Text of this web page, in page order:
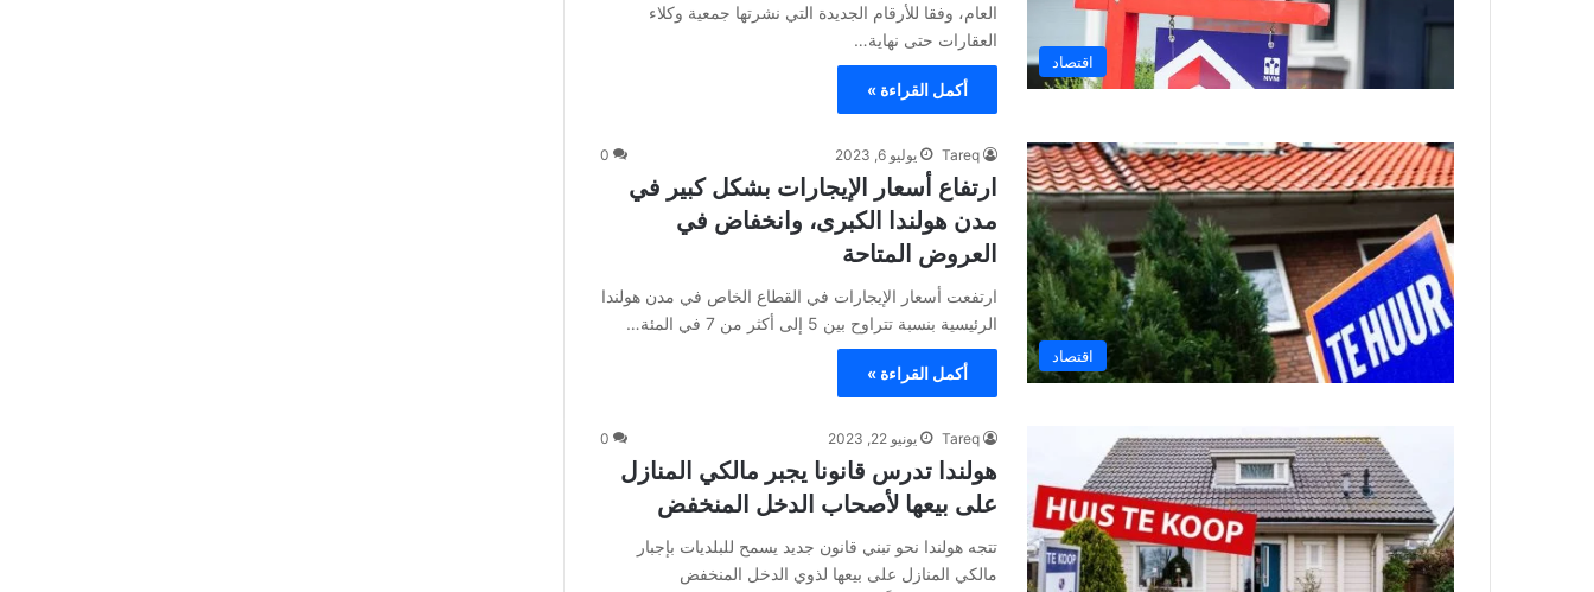
اقتصاد
العام، وفقا للأرقام الجديدة التي نشرتها جمعية وكلاء
العقارات حتى نهاية…
أكمل القراءة »
اقتصاد
Tareq يوليو 6, 2023 0
ارتفاع أسعار الإيجارات بشكل كبير في
مدن هولندا الكبرى، وانخفاض في
العروض المتاحة
ارتفعت أسعار الإيجارات في القطاع الخاص في مدن هولندا
الرئيسية بنسبة تتراوح بين 5 إلى أكثر من 7 في المئة…
أكمل القراءة »
Tareq يونيو 22, 2023 0
هولندا تدرس قانونا يجبر مالكي المنازل
على بيعها لأصحاب الدخل المنخفض
تتجه هولندا نحو تبني قانون جديد يسمح للبلديات بإجبار
مالكي المنازل على بيعها لذوي الدخل المنخفض